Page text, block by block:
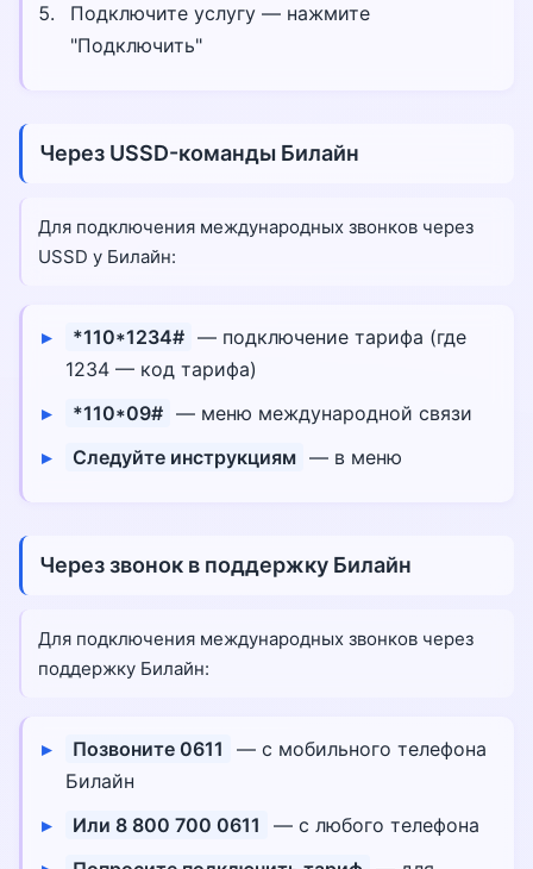
Подключите услугу — нажмите
"Подключить"
Через USSD-команды Билайн
Для подключения международных звонков через
USSD у Билайн:
*110*1234# — подключение тарифа (где
1234 — код тарифа)
*110*09# — меню международной связи
Следуйте инструкциям — в меню
Через звонок в поддержку Билайн
Для подключения международных звонков через
поддержку Билайн:
Позвоните 0611
— с мобильного телефона
Билайн
Или 8 800 700 0611
— с любого телефона